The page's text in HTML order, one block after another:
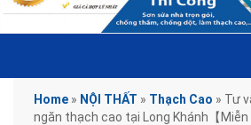
Home » NỘI THẤT » Thạch Cao » Tư
ngăn thạch cao tại Long Khánh【Miễn